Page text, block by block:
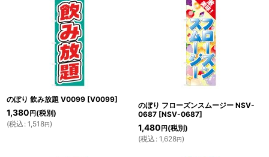
のぼり 飲み放題 V0099 [V0099]
1,380 円 (税別)
(税込 : 1,518円)
のぼり フローズンスムージー NSV-
0687 [NSV-0687]
1,480 円 (税別)
(税込 : 1,628円)